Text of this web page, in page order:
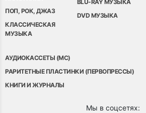
ПОП, РОК, ДЖАЗ
КЛАССИЧЕСКАЯ
МУЗЫКА
BLU-RAY МУЗЫКА
DVD МУЗЫКА
АУДИОКАССЕТЫ (MC)
РАРИТЕТНЫЕ ПЛАСТИНКИ (ПЕРВОПРЕССЫ)
КНИГИ И ЖУРНАЛЫ
Мы в соцсетях: